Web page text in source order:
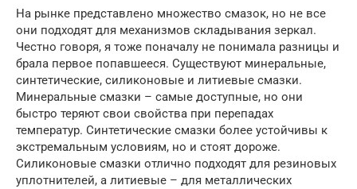
На рынке представлено множество смазок, но не все
они подходят для механизмов складывания зеркал.
Честно говоря, я тоже поначалу не понимала разницы и
брала первое попавшееся. Существуют минеральные,
синтетические, силиконовые и литиевые смазки.
Минеральные смазки – самые доступные, но они
быстро теряют свои свойства при перепадах
температур. Синтетические смазки более устойчивы к
экстремальным условиям, но и стоят дороже.
Силиконовые смазки отлично подходят для резиновых
уплотнителей, а литиевые – для металлических